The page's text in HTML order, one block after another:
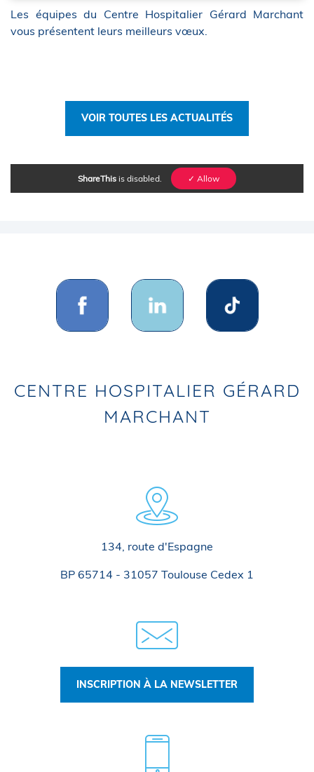
Les équipes du Centre Hospitalier Gérard Marchant
vous présentent leurs meilleurs vœux.
VOIR TOUTES LES ACTUALITÉS
ShareThis is disabled. ✓ Allow
CENTRE HOSPITALIER GÉRARD
MARCHANT
134, route d'Espagne
BP 65714 - 31057 Toulouse Cedex 1
INSCRIPTION À LA NEWSLETTER